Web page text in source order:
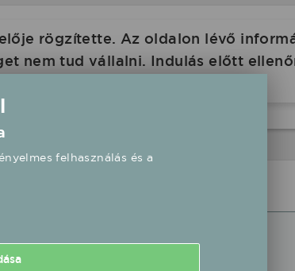
rögzítette. Az oldalon lévő
nem tud vállalni. Indulás előtt
felhasználás és a